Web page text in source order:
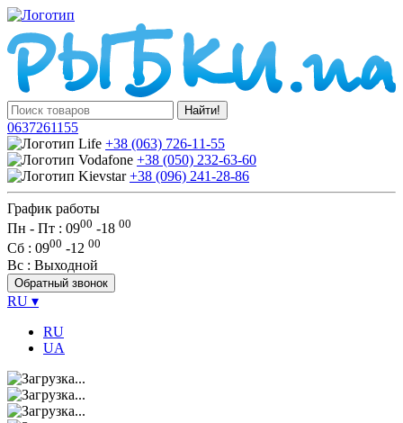
Найти!
0637261155
+38 (063) 726-11-55
+38 (050) 232-63-60
+38 (096) 241-28-86
График работы
Пн - Пт : 0900 -18 00
Сб : 0900 -12 00
Вс : Выходной
Обратный звонок
RU ▾
RU
UA